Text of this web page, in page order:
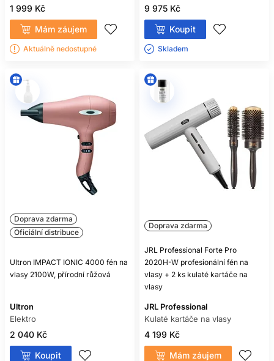
1 999 Kč
Mám záujem
Aktuálně nedostupné
9 975 Kč
Koupit
Skladem ㅤ
Doprava zdarma
Oficiální distribuce
Ultron IMPACT IONIC 4000 fén na
vlasy 2100W, přírodní růžová
Ultron
Elektro
2 040 Kč
Koupit
Doprava zdarma
JRL Professional Forte Pro
2020H-W profesionální fén na
vlasy + 2 ks kulaté kartáče na
vlasy
JRL Professional
Kulaté kartáče na vlasy
4 199 Kč
Mám záujem